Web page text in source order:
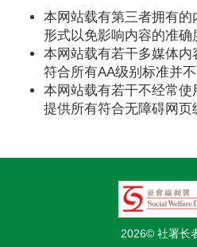
本网站载有第三者拥有
形式以免影响内容的准确
本网站载有若干多媒体
符合所有AA级别标准并不
本网站载有若干不经常
提供所有符合无障碍网页
2026© 社署长